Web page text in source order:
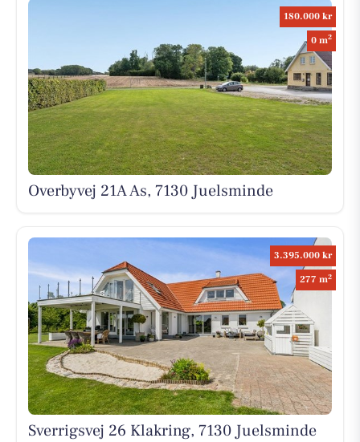
180.000 kr
0 m2
Overbyvej 21A As, 7130 Juelsminde
3.395.000 kr
277 m2
Sverrigsvej 26 Klakring, 7130 Juelsminde